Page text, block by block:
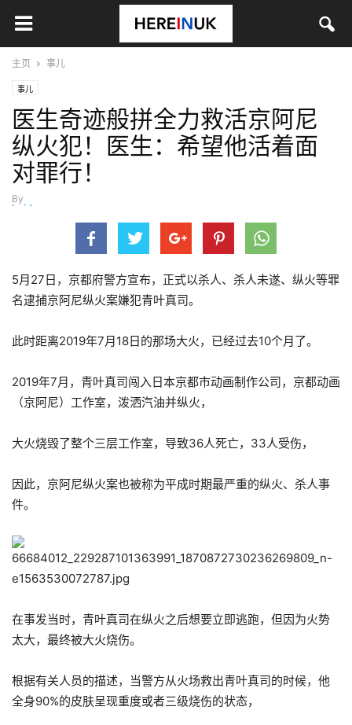
主页 事儿
事儿
医生奇迹般拼全力救活京阿尼
纵火犯！医生：希望他活着面
对罪行！
By
beidong
5月27日，京都府警方宣布，正式以杀人、杀人未遂、纵火等罪
名逮捕京阿尼纵火案嫌犯青叶真司。
此时距离2019年7月18日的那场大火，已经过去10个月了。
2019年7月，青叶真司闯入日本京都市动画制作公司，京都动画
（京阿尼）工作室，泼洒汽油并纵火，
大火烧毁了整个三层工作室，导致36人死亡，33人受伤，
因此，京阿尼纵火案也被称为平成时期最严重的纵火、杀人事
件。
在事发当时，青叶真司在纵火之后想要立即逃跑，但因为火势
太大，最终被大火烧伤。
根据有关人员的描述，当警方从火场救出青叶真司的时候，他
全身90%的皮肤呈现重度或者三级烧伤的状态，